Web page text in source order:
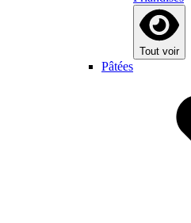
Tout voir
Pâtées